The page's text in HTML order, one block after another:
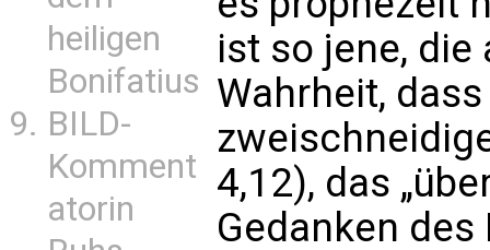
heiligen
Bonifatius
BILD-
Komment
atorin
ist so jene,
Wahrheit,
4,12), das
Gedanken